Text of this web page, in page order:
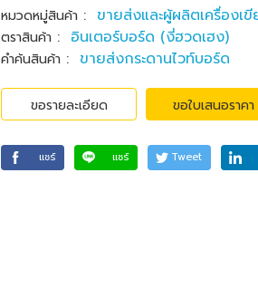
หมวดหมู่สินค้า : ขายส่งและผู้ผลิตเครื่องเ
ตราสินค้า : อินเตอร์บอร์ด (งี่ฮวดเฮง)
คำค้นสินค้า : ขายส่งกระดานไวท์บอร์ด
ขอรายละเอียด ขอใบเสนอราคา
แชร์ แชร์ Tweet